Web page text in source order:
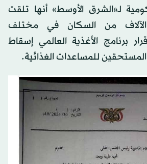
لـ«الشرق الأوسط» أنها تلقت
من السكان في مختلف
برنامج الأغذية العالمي إسقاط
للمساعدات الغذائية.